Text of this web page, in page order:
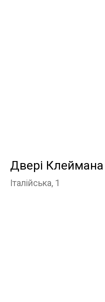
Двері Клеймана
Італійська, 1